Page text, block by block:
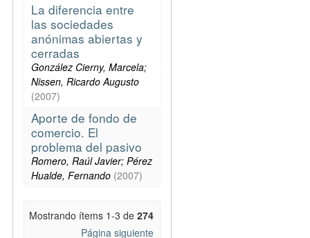
La diferencia entre
las sociedades
anónimas abiertas y
cerradas
González Cierny, Marcela;
Nissen, Ricardo Augusto
(2007)
Aporte de fondo de
comercio. El
problema del pasivo
Romero, Raúl Javier; Pérez
Hualde, Fernando (2007)
Mostrando ítems 1-3 de 274
Página siguiente